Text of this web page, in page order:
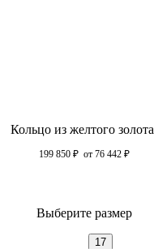
Кольцо из желтого золота
199 850 ₽ от 76 442 ₽
Выберите размер
17